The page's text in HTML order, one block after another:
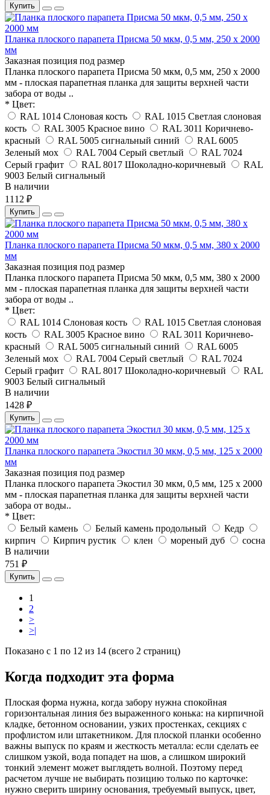
Купить
Планка плоского парапета Присма 50 мкм, 0,5 мм, 250 x 2000
мм
Заказная позиция под размер
Планка плоского парапета Присма 50 мкм, 0,5 мм, 250 x 2000
мм - плоская парапетная планка для защиты верхней части
забора от воды ..
* Цвет:
RAL 1014 Слоновая кость
RAL 1015 Светлая слоновая
кость
RAL 3005 Красное вино
RAL 3011 Коричнево-
красный
RAL 5005 сигнальный синий
RAL 6005
Зеленый мох
RAL 7004 Серый светлый
RAL 7024
Серый графит
RAL 8017 Шоколадно-коричневый
RAL
9003 Белый сигнальный
В наличии
1112 ₽
Купить
Планка плоского парапета Присма 50 мкм, 0,5 мм, 380 x 2000
мм
Заказная позиция под размер
Планка плоского парапета Присма 50 мкм, 0,5 мм, 380 x 2000
мм - плоская парапетная планка для защиты верхней части
забора от воды ..
* Цвет:
RAL 1014 Слоновая кость
RAL 1015 Светлая слоновая
кость
RAL 3005 Красное вино
RAL 3011 Коричнево-
красный
RAL 5005 сигнальный синий
RAL 6005
Зеленый мох
RAL 7004 Серый светлый
RAL 7024
Серый графит
RAL 8017 Шоколадно-коричневый
RAL
9003 Белый сигнальный
В наличии
1428 ₽
Купить
Планка плоского парапета Экостил 30 мкм, 0,5 мм, 125 x 2000
мм
Заказная позиция под размер
Планка плоского парапета Экостил 30 мкм, 0,5 мм, 125 x 2000
мм - плоская парапетная планка для защиты верхней части
забора от воды..
* Цвет:
Белый камень
Белый камень продольный
Кедр
кирпич
Кирпич рустик клен мореный дуб
сосна
В наличии
751 ₽
Купить
1
2
>
>|
Показано с 1 по 12 из 14 (всего 2 страниц)
Когда подходит эта форма
Плоская форма нужна, когда забору нужна спокойная
горизонтальная линия без выраженного конька: на кирпичной
кладке, бетонном основании, узких простенках, секциях с
профлистом или штакетником. Для плоской планки особенно
важны выпуск по краям и жесткость металла: если сделать ее
слишком узкой, вода попадет на шов, а слишком широкий
тонкий элемент может выглядеть волной. Поэтому перед
расчетом лучше не выбирать позицию только по карточке:
нужно сверить ширину основания, требуемый выпуск, цвет,